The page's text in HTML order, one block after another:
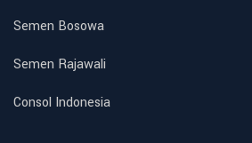
Semen Bosowa
Semen Rajawali
Consol Indonesia